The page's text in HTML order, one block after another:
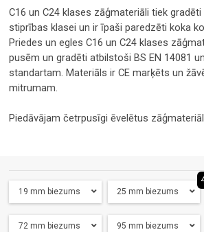
C16 un C24 klases zāģmateriāli tiek
stiprības klasei un ir īpaši paredzēti koka
Priedes un egles C16 un C24 klases
pusēm un gradēti atbilstoši BS EN 14081
standartam. Materiāls ir CE marķēts un
mitrumam.
Piedāvājam četrpusīgi ēvelētus
19 mm biezums 25 mm biezums
72 mm biezums 95 mm biezums